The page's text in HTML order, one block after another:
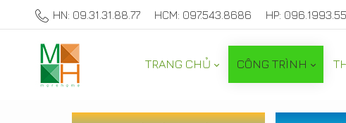
HN: 09.31.31.88.77 HCM: 097.543.8686 HP:
TRANG CHỦ CÔNG TRÌNH